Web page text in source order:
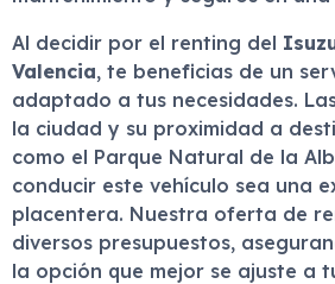
Al decidir por el renting del
Valencia, te beneficias de un
adaptado a tus necesidades.
la ciudad y su proximidad a
como el Parque Natural de la
conducir este vehículo sea una
placentera. Nuestra oferta de
diversos presupuestos,
la opción que mejor se ajuste a